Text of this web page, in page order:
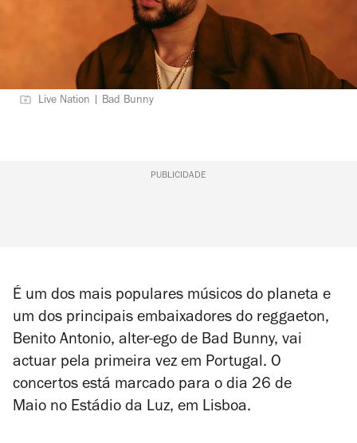
Live Nation | Bad Bunny
PUBLICIDADE
É um dos mais populares músicos do planeta e
um dos principais embaixadores do reggaeton,
Benito Antonio, alter-ego de Bad Bunny, vai
actuar pela primeira vez em Portugal. O
concertos está marcado para o dia 26 de
Maio no Estádio da Luz, em Lisboa.